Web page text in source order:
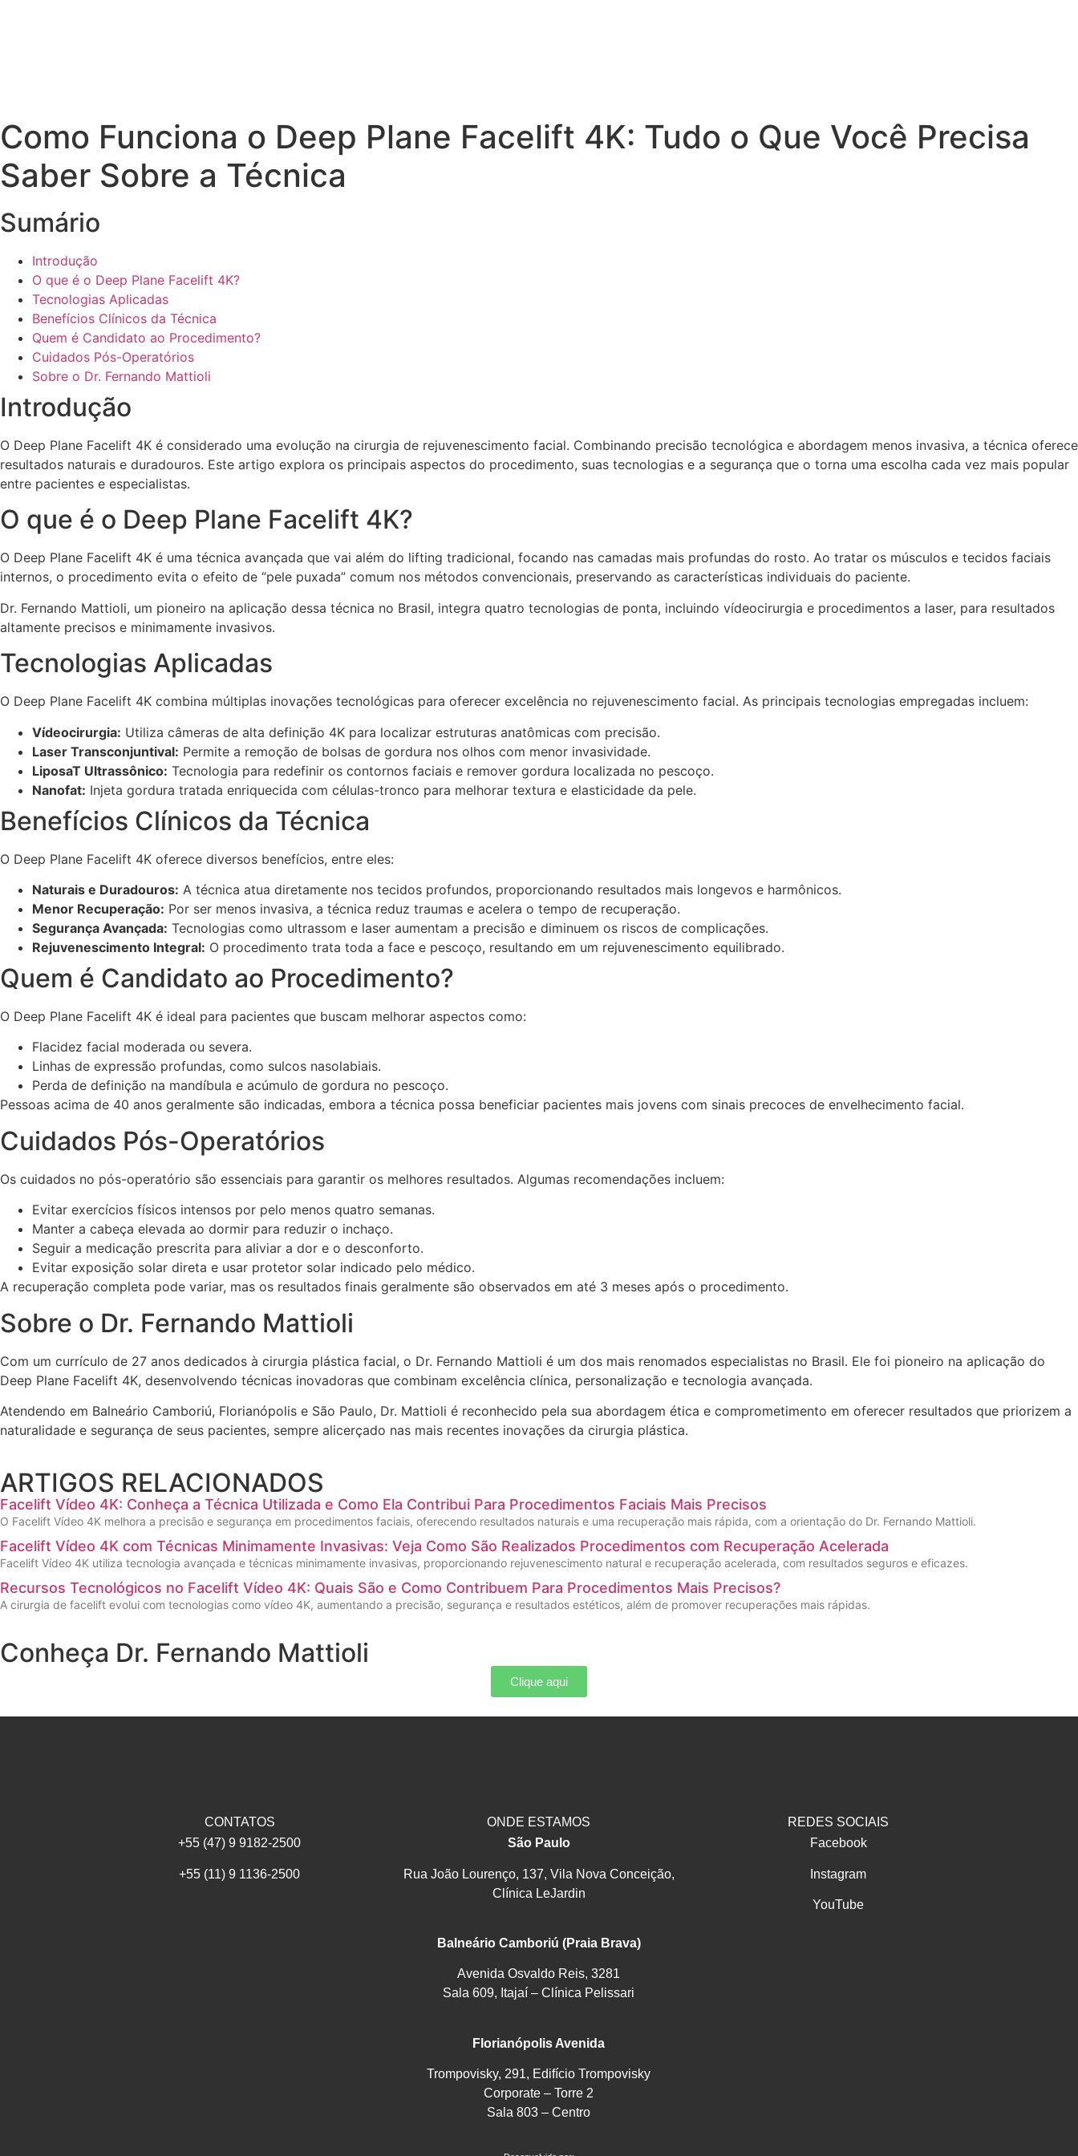
Como Funciona o Deep Plane Facelift 4K: Tudo o Que Você Precisa
Saber Sobre a Técnica
Sumário
Introdução
O que é o Deep Plane Facelift 4K?
Tecnologias Aplicadas
Benefícios Clínicos da Técnica
Quem é Candidato ao Procedimento?
Cuidados Pós-Operatórios
Sobre o Dr. Fernando Mattioli
Introdução
O Deep Plane Facelift 4K é considerado uma evolução na cirurgia de rejuvenescimento facial. Combinando precisão tecnológica e abordagem menos invasiva, a técnica oferece
resultados naturais e duradouros. Este artigo explora os principais aspectos do procedimento, suas tecnologias e a segurança que o torna uma escolha cada vez mais popular
entre pacientes e especialistas.
O que é o Deep Plane Facelift 4K?
O Deep Plane Facelift 4K é uma técnica avançada que vai além do lifting tradicional, focando nas camadas mais profundas do rosto. Ao tratar os músculos e tecidos faciais
internos, o procedimento evita o efeito de “pele puxada” comum nos métodos convencionais, preservando as características individuais do paciente.
Dr. Fernando Mattioli, um pioneiro na aplicação dessa técnica no Brasil, integra quatro tecnologias de ponta, incluindo vídeocirurgia e procedimentos a laser, para resultados
altamente precisos e minimamente invasivos.
Tecnologias Aplicadas
O Deep Plane Facelift 4K combina múltiplas inovações tecnológicas para oferecer excelência no rejuvenescimento facial. As principais tecnologias empregadas incluem:
Vídeocirurgia: Utiliza câmeras de alta definição 4K para localizar estruturas anatômicas com precisão.
Laser Transconjuntival: Permite a remoção de bolsas de gordura nos olhos com menor invasividade.
LiposaT Ultrassônico: Tecnologia para redefinir os contornos faciais e remover gordura localizada no pescoço.
Nanofat: Injeta gordura tratada enriquecida com células-tronco para melhorar textura e elasticidade da pele.
Benefícios Clínicos da Técnica
O Deep Plane Facelift 4K oferece diversos benefícios, entre eles:
Naturais e Duradouros: A técnica atua diretamente nos tecidos profundos, proporcionando resultados mais longevos e harmônicos.
Menor Recuperação: Por ser menos invasiva, a técnica reduz traumas e acelera o tempo de recuperação.
Segurança Avançada: Tecnologias como ultrassom e laser aumentam a precisão e diminuem os riscos de complicações.
Rejuvenescimento Integral: O procedimento trata toda a face e pescoço, resultando em um rejuvenescimento equilibrado.
Quem é Candidato ao Procedimento?
O Deep Plane Facelift 4K é ideal para pacientes que buscam melhorar aspectos como:
Flacidez facial moderada ou severa.
Linhas de expressão profundas, como sulcos nasolabiais.
Perda de definição na mandíbula e acúmulo de gordura no pescoço.
Pessoas acima de 40 anos geralmente são indicadas, embora a técnica possa beneficiar pacientes mais jovens com sinais precoces de envelhecimento facial.
Cuidados Pós-Operatórios
Os cuidados no pós-operatório são essenciais para garantir os melhores resultados. Algumas recomendações incluem:
Evitar exercícios físicos intensos por pelo menos quatro semanas.
Manter a cabeça elevada ao dormir para reduzir o inchaço.
Seguir a medicação prescrita para aliviar a dor e o desconforto.
Evitar exposição solar direta e usar protetor solar indicado pelo médico.
A recuperação completa pode variar, mas os resultados finais geralmente são observados em até 3 meses após o procedimento.
Sobre o Dr. Fernando Mattioli
Com um currículo de 27 anos dedicados à cirurgia plástica facial, o Dr. Fernando Mattioli é um dos mais renomados especialistas no Brasil. Ele foi pioneiro na aplicação do
Deep Plane Facelift 4K, desenvolvendo técnicas inovadoras que combinam excelência clínica, personalização e tecnologia avançada.
Atendendo em Balneário Camboriú, Florianópolis e São Paulo, Dr. Mattioli é reconhecido pela sua abordagem ética e comprometimento em oferecer resultados que priorizem a
naturalidade e segurança de seus pacientes, sempre alicerçado nas mais recentes inovações da cirurgia plástica.
ARTIGOS RELACIONADOS
Facelift Vídeo 4K: Conheça a Técnica Utilizada e Como Ela Contribui Para Procedimentos Faciais Mais Precisos
O Facelift Vídeo 4K melhora a precisão e segurança em procedimentos faciais, oferecendo resultados naturais e uma recuperação mais rápida, com a orientação do Dr. Fernando Mattioli.
Facelift Vídeo 4K com Técnicas Minimamente Invasivas: Veja Como São Realizados Procedimentos com Recuperação Acelerada
Facelift Vídeo 4K utiliza tecnologia avançada e técnicas minimamente invasivas, proporcionando rejuvenescimento natural e recuperação acelerada, com resultados seguros e eficazes.
Recursos Tecnológicos no Facelift Vídeo 4K: Quais São e Como Contribuem Para Procedimentos Mais Precisos?
A cirurgia de facelift evolui com tecnologias como vídeo 4K, aumentando a precisão, segurança e resultados estéticos, além de promover recuperações mais rápidas.
Conheça Dr. Fernando Mattioli
Clique aqui
CONTATOS
+55 (47) 9 9182-2500
+55 (11) 9 1136-2500
ONDE ESTAMOS
São Paulo
Rua João Lourenço, 137, Vila Nova Conceição,
Clínica LeJardin
Balneário Camboriú (Praia Brava)
Avenida Osvaldo Reis, 3281
Sala 609, Itajaí – Clínica Pelissari
Florianópolis Avenida
Trompovisky, 291, Edifício Trompovisky
Corporate – Torre 2
Sala 803 – Centro
REDES SOCIAIS
Facebook
Instagram
YouTube